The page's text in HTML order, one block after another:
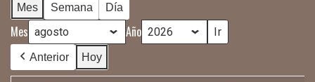
Mes Semana Día
Mes Año
Anterior Hoy